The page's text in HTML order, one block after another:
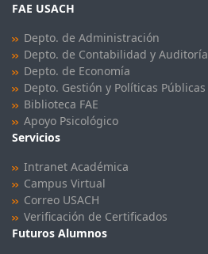
FAE USACH
Depto. de Administración
Depto. de Contabilidad y Auditoría
Depto. de Economía
Depto. Gestión y Políticas Públicas
Biblioteca FAE
Apoyo Psicológico
Servicios
Intranet Académica
Campus Virtual
Correo USACH
Verificación de Certificados
Futuros Alumnos